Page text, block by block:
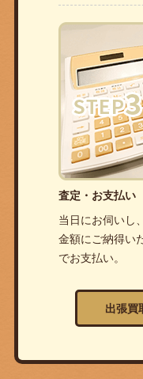
査定・お支払い
当日にお伺いし
金額にご納得い
でお支払い。
出張買